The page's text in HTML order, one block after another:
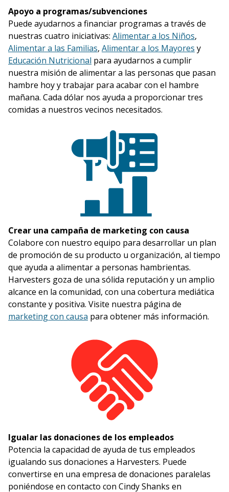
Apoyo a programas/subvenciones
Puede ayudarnos a financiar programas a través de
nuestras cuatro iniciativas: Alimentar a los Niños,
Alimentar a las Familias, Alimentar a los Mayores y
Educación Nutricional para ayudarnos a cumplir
nuestra misión de alimentar a las personas que pasan
hambre hoy y trabajar para acabar con el hambre
mañana. Cada dólar nos ayuda a proporcionar tres
comidas a nuestros vecinos necesitados.
Crear una campaña de marketing con causa
Colabore con nuestro equipo para desarrollar un plan
de promoción de su producto u organización, al tiempo
que ayuda a alimentar a personas hambrientas.
Harvesters goza de una sólida reputación y un amplio
alcance en la comunidad, con una cobertura mediática
constante y positiva. Visite nuestra página de
marketing con causa para obtener más información.
Igualar las donaciones de los empleados
Potencia la capacidad de ayuda de tus empleados
igualando sus donaciones a Harvesters. Puede
convertirse en una empresa de donaciones paralelas
poniéndose en contacto con Cindy Shanks en